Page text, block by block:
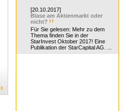
[20.10.2017]
Blase am Aktienmarkt oder
nicht?
Für Sie gelesen: Mehr zu dem
Thema finden Sie in der
StarInvest Oktober 2017! Eine
Publikation der StarCapital AG. ...